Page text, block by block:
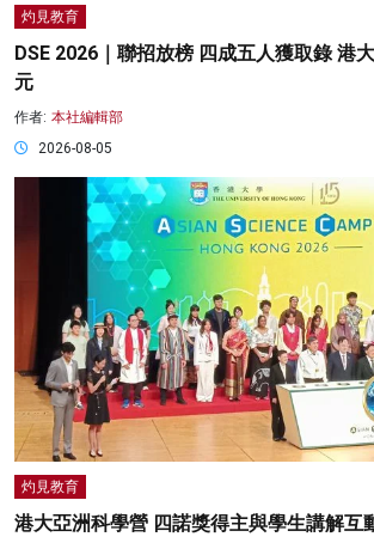
灼見教育
DSE 2026｜聯招放榜 四成五人獲取錄 港
元
作者: 本社編輯部
2026-08-05
灼見教育
港大亞洲科學營 四諾獎得主與學生講解互